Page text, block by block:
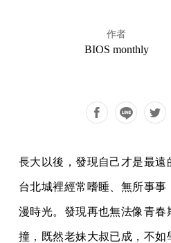
作者
BIOS monthly
長大以後，發現自己才是最遠
台北城裡經常嗜睡、無所事
漫時光。發現再也無法像青春
撞，既然老妹大叔已成，不如